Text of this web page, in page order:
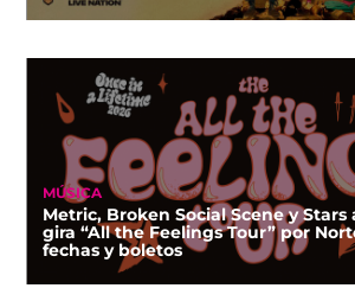
MÚSICA
Metric, Broken Social Scene y
gira “All the Feelings Tour” por
fechas y boletos